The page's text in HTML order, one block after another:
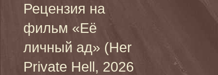
Рецензия на
фильм «Её
личный ад» (Her
Private Hell, 2026